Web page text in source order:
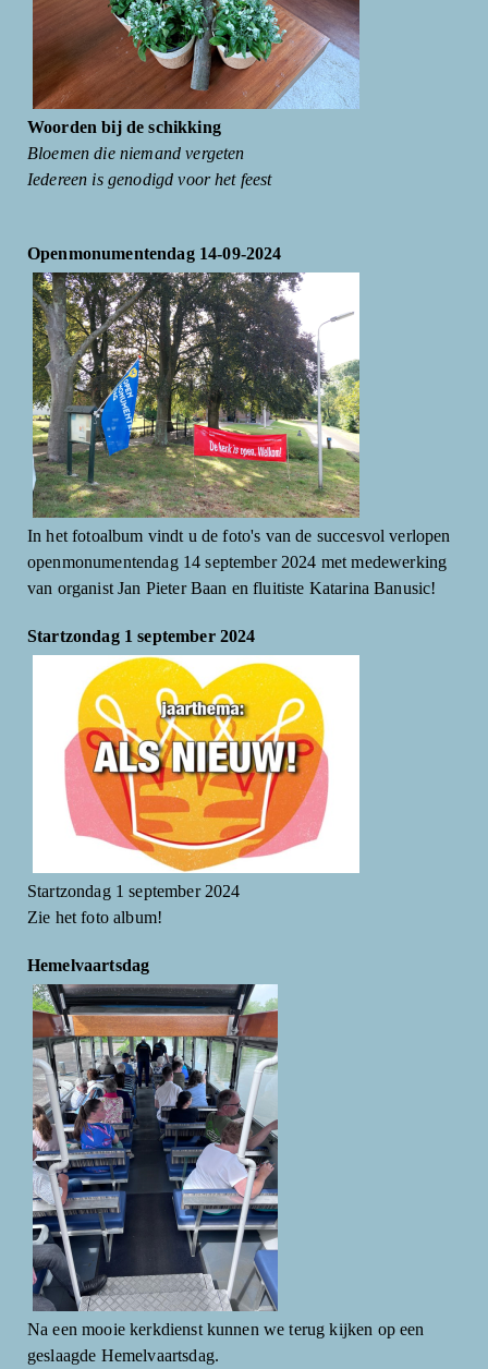
Woorden bij de schikking
Bloemen die niemand vergeten
Iedereen is genodigd voor het feest
Openmonumentendag 14-09-2024
In het fotoalbum vindt u de foto's van de succesvol verlopen
openmonumentendag 14 september 2024 met medewerking
van organist Jan Pieter Baan en fluitiste Katarina Banusic!
Startzondag 1 september 2024
Startzondag 1 september 2024
Zie het foto album!
Hemelvaartsdag
Na een mooie kerkdienst kunnen we terug kijken op een
geslaagde Hemelvaartsdag.